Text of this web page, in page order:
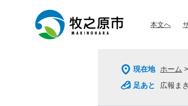
ー
ジ
の
ニ
ュ
ー
本文へ
現在地 ホーム >
広報ま